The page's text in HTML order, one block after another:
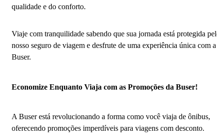
qualidade e do conforto.
Viaje com tranquilidade sabendo que sua jornada está protegida
nosso seguro de viagem e desfrute de uma experiência única com a
Buser.
Economize Enquanto Viaja com as Promoções da Buser!
A Buser está revolucionando a forma como você viaja de ônibus,
oferecendo promoções imperdíveis para viagens com desconto.